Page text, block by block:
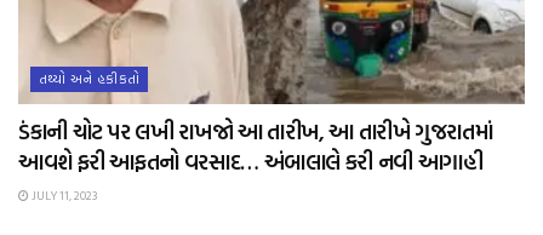
તથ્યો અને હકીકતો
ડંકાની ચોટ પર લખી રાખજો આ તારીખ, આ તારીખે ગુજરાતમાં
આવશે ફરી આફતનો વરસાદ… અંબાલાલે કરી નવી આગાહી
JULY 11, 2023